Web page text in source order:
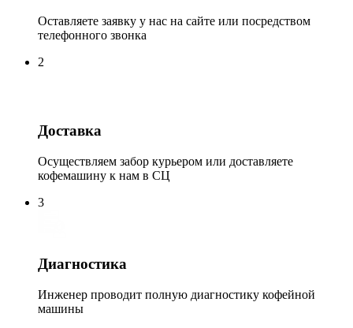
Оставляете заявку у нас на сайте или посредством
телефонного звонка
2
Доставка
Осуществляем забор курьером или доставляете
кофемашину к нам в СЦ
3
Диагностика
Инженер проводит полную диагностику кофейной
машины